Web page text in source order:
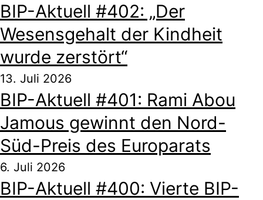
BIP-Aktuell #402: „Der
Wesensgehalt der Kindheit
wurde zerstört“
13. Juli 2026
BIP-Aktuell #401: Rami Abou
Jamous gewinnt den Nord-
Süd-Preis des Europarats
6. Juli 2026
BIP-Aktuell #400: Vierte BIP-